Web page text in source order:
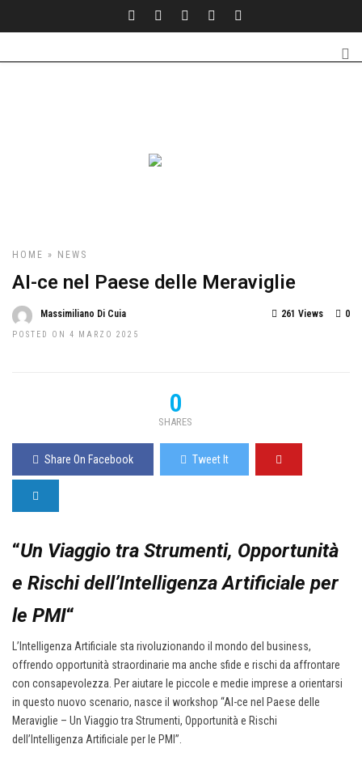
HOME » NEWS
AI-ce nel Paese delle Meraviglie
Massimiliano Di Cuia
POSTED ON 4 MARZO 2025
0
261 Views
0
SHARES
Share On Facebook Tweet It
“Un Viaggio tra Strumenti, Opportunità
e Rischi dell’Intelligenza Artificiale per
le PMI“
L’Intelligenza Artificiale sta rivoluzionando il mondo del business,
offrendo opportunità straordinarie ma anche sfide e rischi da affrontare
con consapevolezza. Per aiutare le piccole e medie imprese a orientarsi
in questo nuovo scenario, nasce il workshop “AI-ce nel Paese delle
Meraviglie – Un Viaggio tra Strumenti, Opportunità e Rischi
dell’Intelligenza Artificiale per le PMI”.